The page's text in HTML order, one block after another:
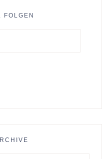
FOLGEN